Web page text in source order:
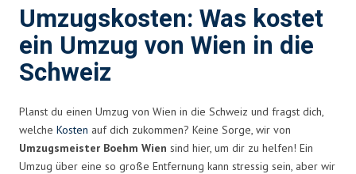
Umzugskosten: Was kostet
ein Umzug von Wien in die
Schweiz
Planst du einen Umzug von Wien in die Schweiz und fragst dich,
welche Kosten auf dich zukommen? Keine Sorge, wir von
Umzugsmeister Boehm Wien sind hier, um dir zu helfen! Ein
Umzug über eine so große Entfernung kann stressig sein, aber wir